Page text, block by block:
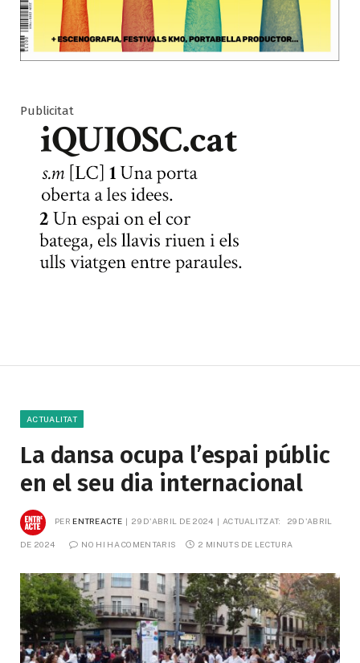
Publicitat
ACTUALITAT
La dansa ocupa l’espai públic
en el seu dia internacional
PER ENTREACTE 29 D'ABRIL DE 2024 ACTUALITZAT: 29 D'ABRIL
DE 2024 NO HI HA COMENTARIS 2 MINUTS DE LECTURA